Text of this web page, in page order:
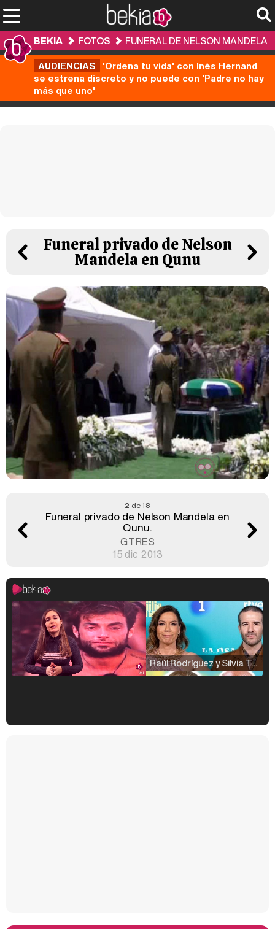
BEKIA FOTOS
FUNERAL DE NELSON MANDELA
AUDIENCIAS 'Ordena tu vida' con Inés Hernand
se estrena discreto y no puede con 'Padre no hay
más que uno'
Funeral privado de Nelson
Mandela en Qunu
2 de 18
Funeral privado de Nelson Mandela en
Qunu.
GTRES
15 dic 2013
Raúl Rodríguez y Silvia Taulés nos cuentan su papel en 'La familia de la tele'